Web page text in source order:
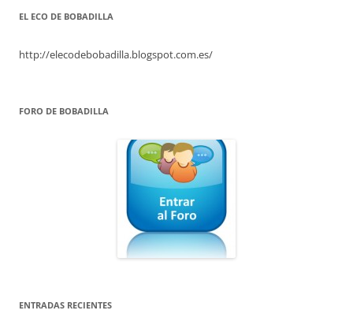
EL ECO DE BOBADILLA
http://elecodebobadilla.blogspot.com.es/
FORO DE BOBADILLA
ENTRADAS RECIENTES